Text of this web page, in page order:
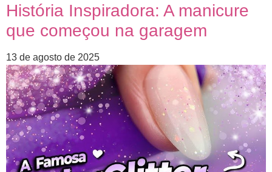
História Inspiradora: A manicure
que começou na garagem
13 de agosto de 2025